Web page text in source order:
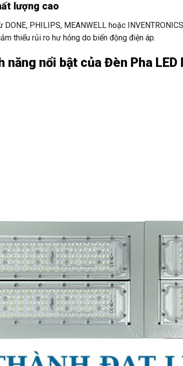
lượng cao
PHILIPS, MEANWELL hoặc
thiểu rủi ro hư hỏng do biến động điện áp.
năng nổi bật của Đèn Pha